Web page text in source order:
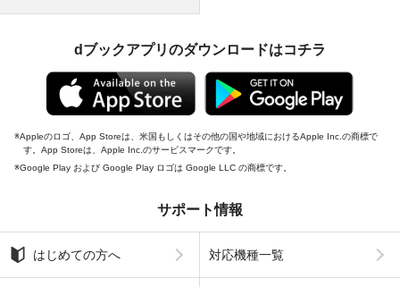
dブックアプリのダウンロードはコチラ
Appleのロゴ、App Storeは、米国もしくはその他の国や地域におけるApple Inc.の商標で
す。App Storeは、Apple Inc.のサービスマークです。
Google Play および Google Play ロゴは Google LLC の商標です。
サポート情報
はじめての方へ 対応機種一覧